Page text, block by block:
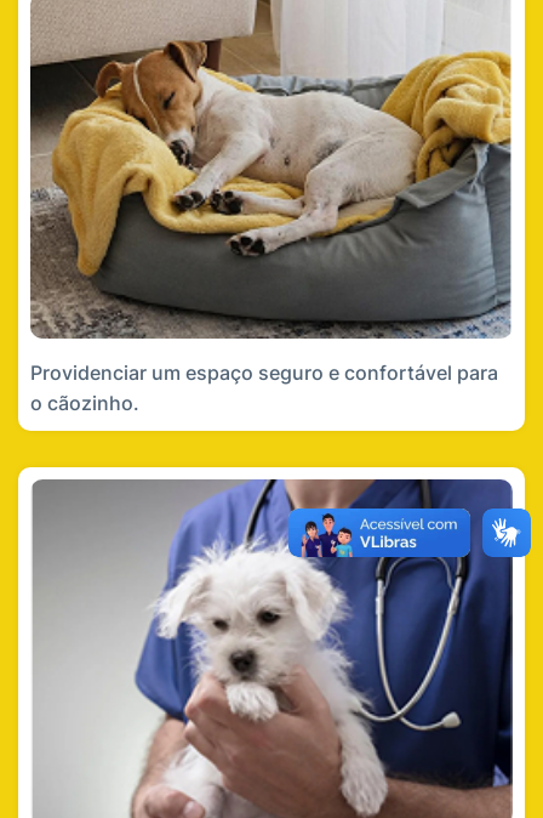
Providenciar um espaço seguro e confortável para
o cãozinho.